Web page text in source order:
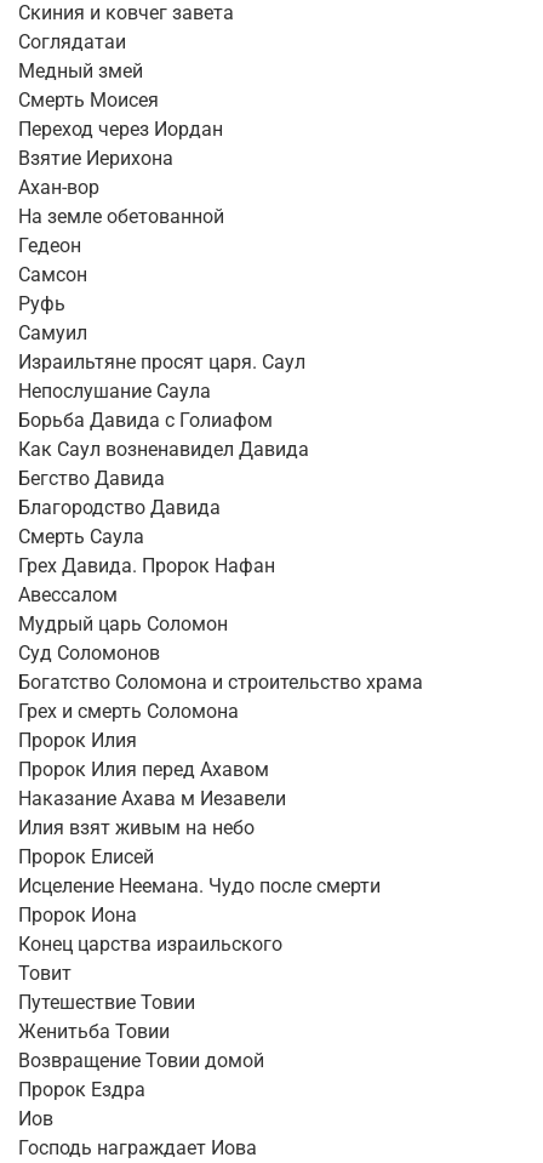
Скиния и ковчег завета
Соглядатаи
Медный змей
Смерть Моисея
Переход через Иордан
Взятие Иерихона
Ахан-вор
На земле обетованной
Гедеон
Самсон
Руфь
Самуил
Израильтяне просят царя. Саул
Непослушание Саула
Борьба Давида с Голиафом
Как Саул возненавидел Давида
Бегство Давида
Благородство Давида
Смерть Саула
Грех Давида. Пророк Нафан
Авессалом
Мудрый царь Соломон
Суд Соломонов
Богатство Соломона и строительство храма
Грех и смерть Соломона
Пророк Илия
Пророк Илия перед Ахавом
Наказание Ахава м Иезавели
Илия взят живым на небо
Пророк Елисей
Исцеление Неемана. Чудо после смерти
Пророк Иона
Конец царства израильского
Товит
Путешествие Товии
Женитьба Товии
Возвращение Товии домой
Пророк Ездра
Иов
Господь награждает Иова